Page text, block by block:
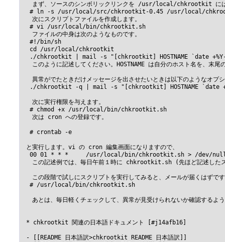
まず、ソースのシンボリックリンクを /usr/local/chkrootkit にはり
# ln -s /usr/local/src/chkrootkit-0.45 /usr/local/
次にスクリプトファイルを作成します。
  # vi /usr/local/bin/chkrootkit.sh
ファイルの中身は次のようなものです。
  #!/bin/sh
  cd /usr/local/chkrootkit
./chkrootkit | mail -s "[chkrootkit] HOSTNAME `date
このように記述してください。HOSTNAME は自分のホスト名を、末
異常がでたときだけメッセージを出させたいときは以下のようなオプ
./chkrootkit -q | mail -s "[chkrootkit] HOSTNAME `date
次に実行権限を与えます。
  # chmod +x /usr/local/bin/chkrootkit.sh
次は cron への登録です。
  # crontab -e
と実行します。vi の cron 編集画面になりますので、
00 01 * * *     /usr/local/bin/chkrootkit.sh > /dev/
この記述例では、毎日午前１時に chkrootkit.sh (先ほど記述したス
この段階で試しにスクリプトを実行してみると、メールが届くはずで
  # /usr/local/bin/chkrootkit.sh
あとは、毎日軽くチェックして、異常が見受けられないか確認するよ
* chkrootkit 関連の日本語ドキュメント [#j14afb16]
- [[README 日本語訳>chkrootkit README 日本語訳]]